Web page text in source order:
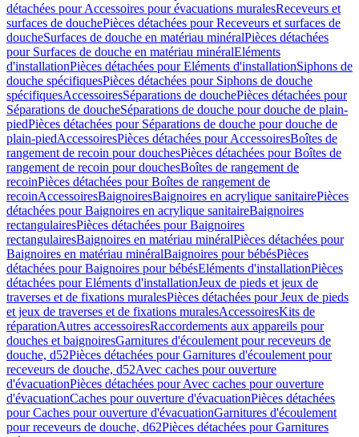
détachées pour Accessoires pour évacuations muralesReceveurs et
surfaces de douchePièces détachées pour Receveurs et surfaces de
doucheSurfaces de douche en matériau minéralPièces détachées
pour Surfaces de douche en matériau minéralEléments
d'installationPièces détachées pour Eléments d'installationSiphons de
douche spécifiquesPièces détachées pour Siphons de douche
spécifiquesAccessoiresSéparations de douchePièces détachées pour
Séparations de doucheSéparations de douche pour douche de plain-
piedPièces détachées pour Séparations de douche pour douche de
plain-piedAccessoiresPièces détachées pour AccessoiresBoîtes de
rangement de recoin pour douchesPièces détachées pour Boîtes de
rangement de recoin pour douchesBoîtes de rangement de
recoinPièces détachées pour Boîtes de rangement de
recoinAccessoiresBaignoiresBaignoires en acrylique sanitairePièces
détachées pour Baignoires en acrylique sanitaireBaignoires
rectangulairesPièces détachées pour Baignoires
rectangulairesBaignoires en matériau minéralPièces détachées pour
Baignoires en matériau minéralBaignoires pour bébésPièces
détachées pour Baignoires pour bébésEléments d'installationPièces
détachées pour Eléments d'installationJeux de pieds et jeux de
traverses et de fixations muralesPièces détachées pour Jeux de pieds
et jeux de traverses et de fixations muralesAccessoiresKits de
réparationAutres accessoiresRaccordements aux appareils pour
douches et baignoiresGarnitures d'écoulement pour receveurs de
douche, d52Pièces détachées pour Garnitures d'écoulement pour
receveurs de douche, d52Avec caches pour ouverture
d'évacuationPièces détachées pour Avec caches pour ouverture
d'évacuationCaches pour ouverture d'évacuationPièces détachées
pour Caches pour ouverture d'évacuationGarnitures d'écoulement
pour receveurs de douche, d62Pièces détachées pour Garnitures